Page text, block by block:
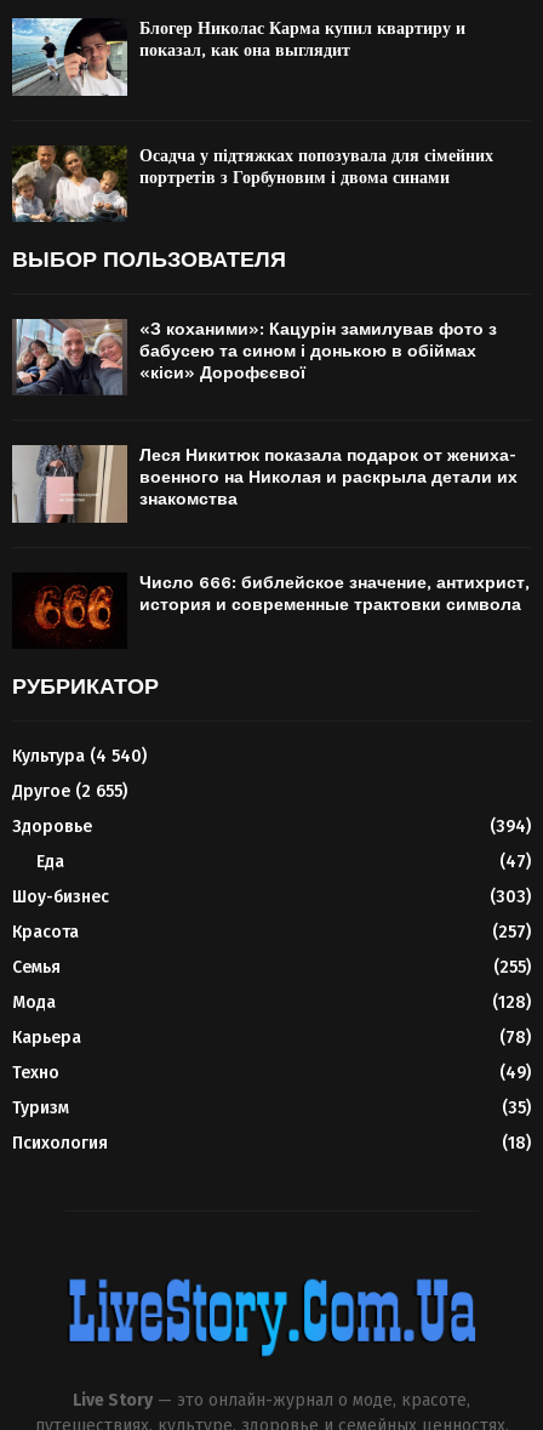
Блогер Николас Карма купил квартиру и
показал, как она выглядит
Осадча у підтяжках попозувала для сімейних
портретів з Горбуновим і двома синами
ВЫБОР ПОЛЬЗОВАТЕЛЯ
«З коханими»: Кацурін замилував фото з
бабусею та сином і донькою в обіймах
«кіси» Дорофєєвої
Леся Никитюк показала подарок от жениха-
военного на Николая и раскрыла детали их
знакомства
Число 666: библейское значение, антихрист,
история и современные трактовки символа
РУБРИКАТОР
Культура (4 540)
Другое (2 655)
Здоровье
(394)
Еда
(47)
Шоу-бизнес
(303)
Красота
(257)
Семья
(255)
Мода
(128)
Карьера
(78)
Техно
(49)
Туризм
(35)
Психология
(18)
Live Story — это онлайн-журнал о моде, красоте,
путешествиях, культуре, здоровье и семейных ценностях.